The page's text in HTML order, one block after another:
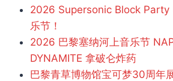
2026 Supersonic Block Party
乐节！
2026 巴黎塞纳河上音乐节
DYNAMITE 拿破仑炸药
巴黎青草博物馆宝可梦30周年